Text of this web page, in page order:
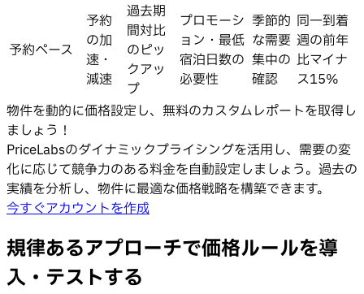
予約ペース
予約
の加
速・
減速
過去期
間対比
のピッ
クアッ
プ
プロモーシ
ョン・最低
宿泊日数の
必要性
季節的
な需要
集中の
確認
同一到着
週の前年
比マイナ
ス15%
物件を動的に価格設定し、無料のカスタムレポートを取得し
ましょう！
PriceLabsのダイナミックプライシングを活用し、需要の変
化に応じて競争力のある料金を自動設定しましょう。過去の
実績を分析し、物件に最適な価格戦略を構築できます。
今すぐアカウントを作成
規律あるアプローチで価格ルールを導
入・テストする